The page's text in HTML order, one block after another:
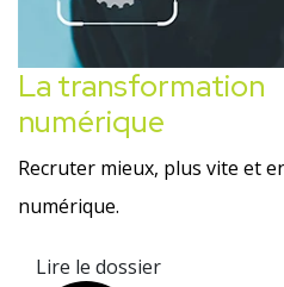
La transformation
numérique
Recruter mieux, plus vite et
numérique.
Lire le dossier